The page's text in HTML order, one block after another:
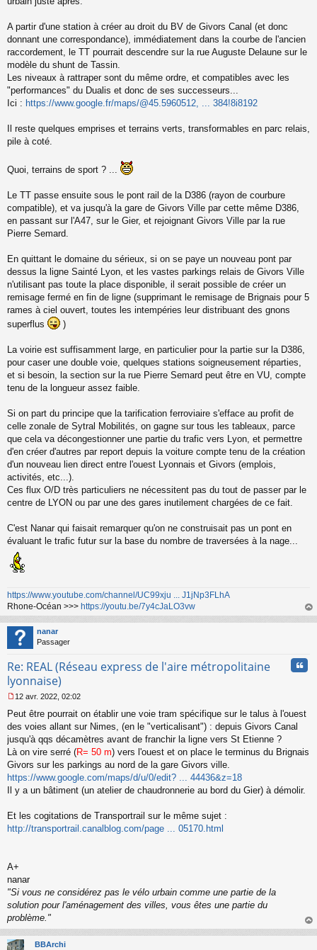
A partir d'une station à créer au droit du BV de Givors Canal (et donc
donnant une correspondance), immédiatement dans la courbe de l'ancien
raccordement, le TT pourrait descendre sur la rue Auguste Delaune sur le
modèle du shunt de Tassin.
Les niveaux à rattraper sont du même ordre, et compatibles avec les
"performances" du Dualis et donc de ses successeurs...
Ici : https://www.google.fr/maps/@45.5960512, ... 384!8i8192
Il reste quelques emprises et terrains verts, transformables en parc relais,
pile à coté.
Quoi, terrains de sport ? ...
Le TT passe ensuite sous le pont rail de la D386 (rayon de courbure
compatible), et va jusqu'à la gare de Givors Ville par cette même D386,
en passant sur l'A47, sur le Gier, et rejoignant Givors Ville par la rue
Pierre Semard.
En quittant le domaine du sérieux, si on se paye un nouveau pont par
dessus la ligne Sainté Lyon, et les vastes parkings relais de Givors Ville
n'utilisant pas toute la place disponible, il serait possible de créer un
remisage fermé en fin de ligne (supprimant le remisage de Brignais pour 5
rames à ciel ouvert, toutes les intempéries leur distribuant des gnons
superflus
)
La voirie est suffisamment large, en particulier pour la partie sur la D386,
pour caser une double voie, quelques stations soigneusement réparties,
et si besoin, la section sur la rue Pierre Semard peut être en VU, compte
tenu de la longueur assez faible.
Si on part du principe que la tarification ferroviaire s'efface au profit de
celle zonale de Sytral Mobilités, on gagne sur tous les tableaux, parce
que cela va décongestionner une partie du trafic vers Lyon, et permettre
d'en créer d'autres par report depuis la voiture compte tenu de la création
d'un nouveau lien direct entre l'ouest Lyonnais et Givors (emplois,
activités, etc...).
Ces flux O/D très particuliers ne nécessitent pas du tout de passer par le
centre de LYON ou par une des gares inutilement chargées de ce fait.
C'est Nanar qui faisait remarquer qu'on ne construisait pas un pont en
évaluant le trafic futur sur la base du nombre de traversées à la nage...
https://www.youtube.com/channel/UC99xju ... J1jNp3FLhA
Rhone-Océan >>> https://youtu.be/7y4cJaLO3vw
au
nanar
Passager
Re: REAL (Réseau express de l'aire métropolitaine
lyonnaise)
e
s
s
g
e
n
o
u
12 avr. 2022, 02:02
Peut être pourrait on établir une voie tram spécifique sur le talus à l'ouest
des voies allant sur Nimes, (en le "verticalisant") : depuis Givors Canal
jusqu'à qqs décamètres avant de franchir la ligne vers St Etienne ?
Là on vire serré (R= 50 m) vers l'ouest et on place le terminus du Brignais
Givors sur les parkings au nord de la gare Givors ville.
https://www.google.com/maps/d/u/0/edit? ... 44436&z=18
Il y a un bâtiment (un atelier de chaudronnerie au bord du Gier) à démolir.
Et les cogitations de Transportrail sur le même sujet :
http://transportrail.canalblog.com/page ... 05170.html
A+
nanar
"Si vous ne considérez pas le vélo urbain comme une partie de la
solution pour l'aménagement des villes, vous êtes une partie du
problème."
au
BBArchi